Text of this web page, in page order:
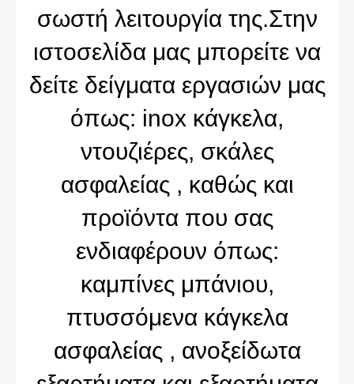
σωστή λειτουργία της.Στην
ιστοσελίδα μας μπορείτε να
δείτε δείγματα εργασιών μας
όπως: inox κάγκελα,
ντουζιέρες, σκάλες
ασφαλείας , καθώς και
προϊόντα που σας
ενδιαφέρουν όπως:
καμπίνες μπάνιου,
πτυσσόμενα κάγκελα
ασφαλείας , ανοξείδωτα